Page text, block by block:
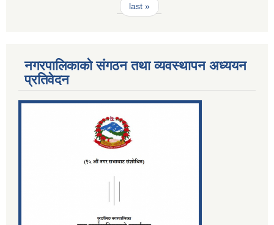
last »
नगरपालिकाको संगठन तथा व्यवस्थापन अध्ययन
प्रतिवेदन